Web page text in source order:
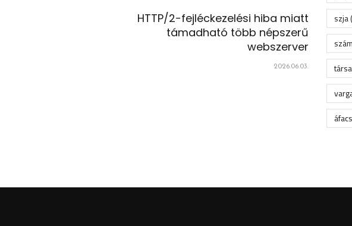
HTTP/2-fejléckezelési hiba miatt
támadható több népszerű
webszerver
2026.06.03.
szja